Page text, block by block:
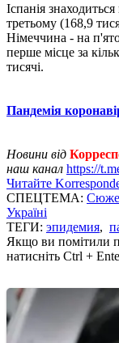
Іспанія
третьому (168,9
Німеччина - на
перше місце за
тисячі.
Пандемія
Новини від
наш канал https://
Читайте
СПЕЦТЕМА:
Україні
ТЕГИ: эпидемия,
Якщо ви помітили
натисніть Ctrl +